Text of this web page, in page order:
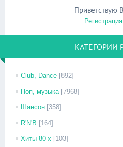
Приветствую
Регистрация
КАТЕГОРИИ
Club, Dance [892]
Поп, музыка [7968]
Шансон [358]
R'N'B [164]
Хиты 80-х [103]